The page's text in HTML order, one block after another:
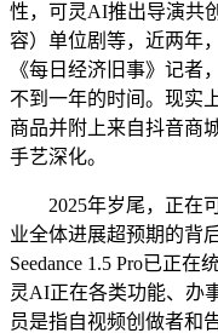
性，可灵AI推出导演共
容）单位剧等，近两年
《每日经济旧事》记者
不到一年的时间。现实
商品并附上来自抖音商
手艺深化。
2025年岁尾，正在可
业全体进展超预期的背
Seedance 1.5 Pro已正
灵AI正在各类功能、办
员是指自视频创做者和